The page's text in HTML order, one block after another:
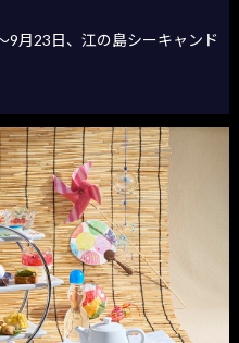
9月23日、江の島シーキャンド